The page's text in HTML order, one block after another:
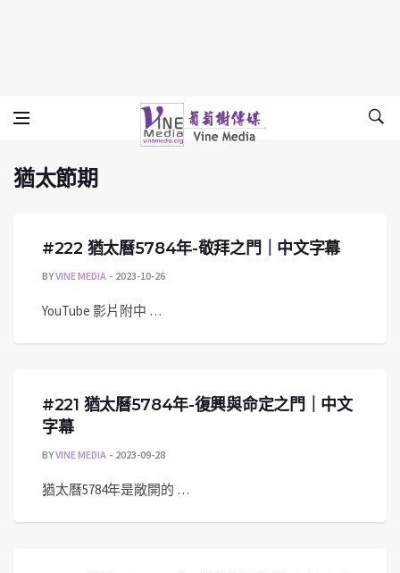
猶太節期
Vine Media
葡萄樹傳媒
猶太節期
#222 猶太曆5784年-敬拜之門｜中文字幕
BYVINE MEDIA 2023-10-26
YouTube 影片附中 …
#221 猶太曆5784年-復興與命定之門｜中文
字幕
BYVINE MEDIA 2023-09-28
猶太曆5784年是敞開的 …